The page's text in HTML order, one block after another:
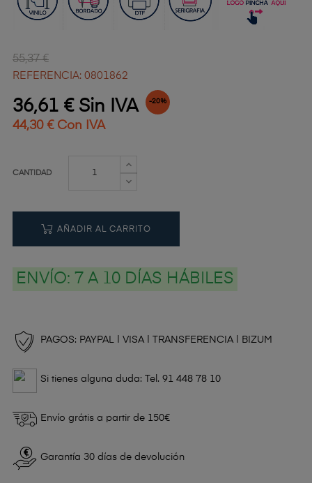
55,37 €
REFERENCIA: 0801862
36,61 € Sin IVA -20%
44,30 € Con IVA
CANTIDAD
AÑADIR AL CARRITO
ENVÍO: 7 A 10 DÍAS HÁBILES
PAGOS: PAYPAL | VISA | TRANSFERENCIA | BIZUM
Si tienes alguna duda: Tel. 91 448 78 10
Envío grátis a partir de 150€
Garantía 30 días de devolución